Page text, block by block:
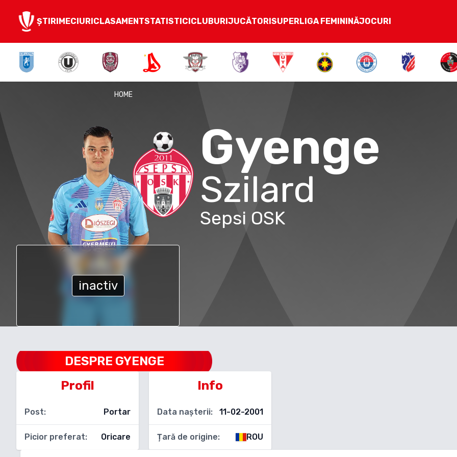
ȘTIRIMECIURICLASAMENTSTATISTICICLUBURIJUCĂTORISUPERLIGA FEMININĂJOCURI
HOME
inactiv
Gyenge
Szilard
Sepsi OSK
DESPRE GYENGE
Profil
Post: Portar
Picior preferat: Oricare
Info
Data nașterii: 11-02-2001
Țară de origine: ROU